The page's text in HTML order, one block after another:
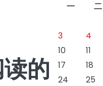
的
一
二
3
4
10
11
17
18
24
25